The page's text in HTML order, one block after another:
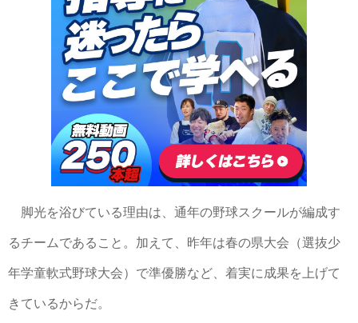
脚光を浴びている理由は、通年の野球スクールが編成す
るチームであること。加えて、昨年は春の県大会（選抜少
年学童軟式野球大会）で準優勝など、着実に成果を上げて
きているからだ。